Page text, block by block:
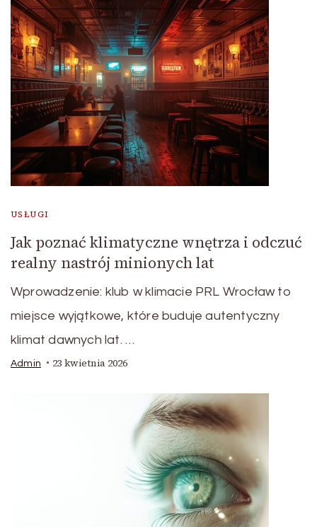
USŁUGI
Jak poznać klimatyczne wnętrza i odczuć
realny nastrój minionych lat
Wprowadzenie: klub w klimacie PRL Wrocław to
miejsce wyjątkowe, które buduje autentyczny
klimat dawnych lat. …
Admin 23 kwietnia 2026